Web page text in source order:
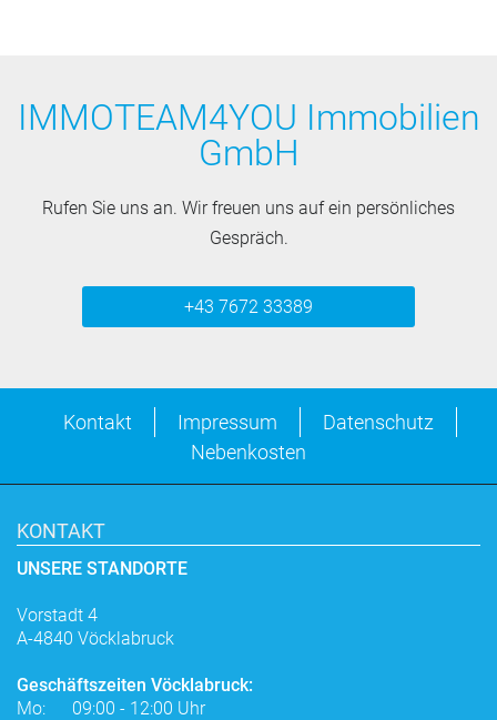
IMMOTEAM4YOU Immobilien
GmbH
Rufen Sie uns an. Wir freuen uns auf ein persönliches
Gespräch.
+43 7672 33389
Kontakt Impressum
Datenschutz
Nebenkosten
KONTAKT
UNSERE STANDORTE
Vorstadt 4
A-4840 Vöcklabruck
Geschäftszeiten Vöcklabruck:
Mo:
09:00 - 12:00 Uhr